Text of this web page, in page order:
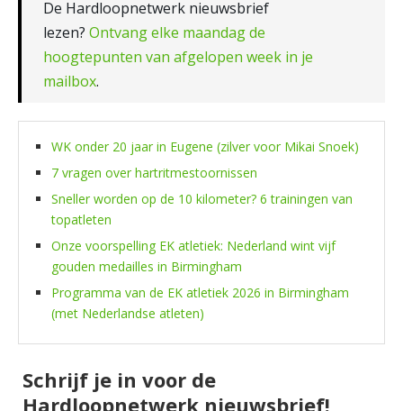
De Hardloopnetwerk nieuwsbrief
lezen? Ontvang elke maandag de
hoogtepunten van afgelopen week in je
mailbox.
WK onder 20 jaar in Eugene (zilver voor Mikai Snoek)
7 vragen over hartritmestoornissen
Sneller worden op de 10 kilometer? 6 trainingen van
topatleten
Onze voorspelling EK atletiek: Nederland wint vijf
gouden medailles in Birmingham
Programma van de EK atletiek 2026 in Birmingham
(met Nederlandse atleten)
Schrijf je in voor de
Hardloopnetwerk nieuwsbrief!